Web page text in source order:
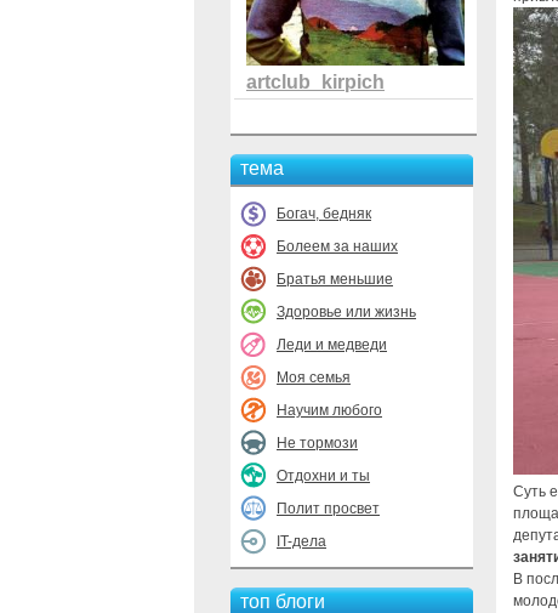
artclub_kirpich
тема
Богач, бедняк
Болеем за наших
Братья меньшие
Здоровье или жизнь
Леди и медведи
Моя семья
Научим любого
Не тормози
Отдохни и ты
Полит просвет
IT-дела
топ блоги
Суть
В